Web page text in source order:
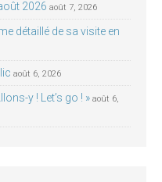
2026 août 7, 2026
détaillé de sa visite en
août 6, 2026
y ! Let’s go ! » août 6,